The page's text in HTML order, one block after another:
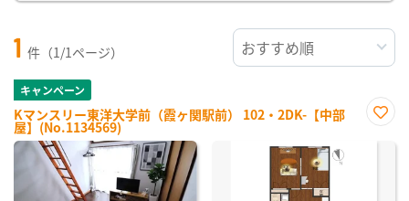
1 件（1/1ページ）
キャンペーン
Kマンスリー東洋大学前（霞ヶ関駅前） 102・2DK-【中部
屋】(No.1134569)
に入